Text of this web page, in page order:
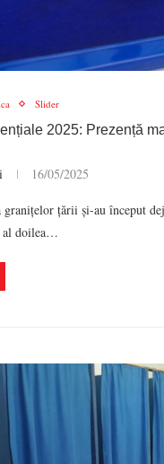
Slider
2025: Prezență
16/05/2025
țării și-au început
al doilea…